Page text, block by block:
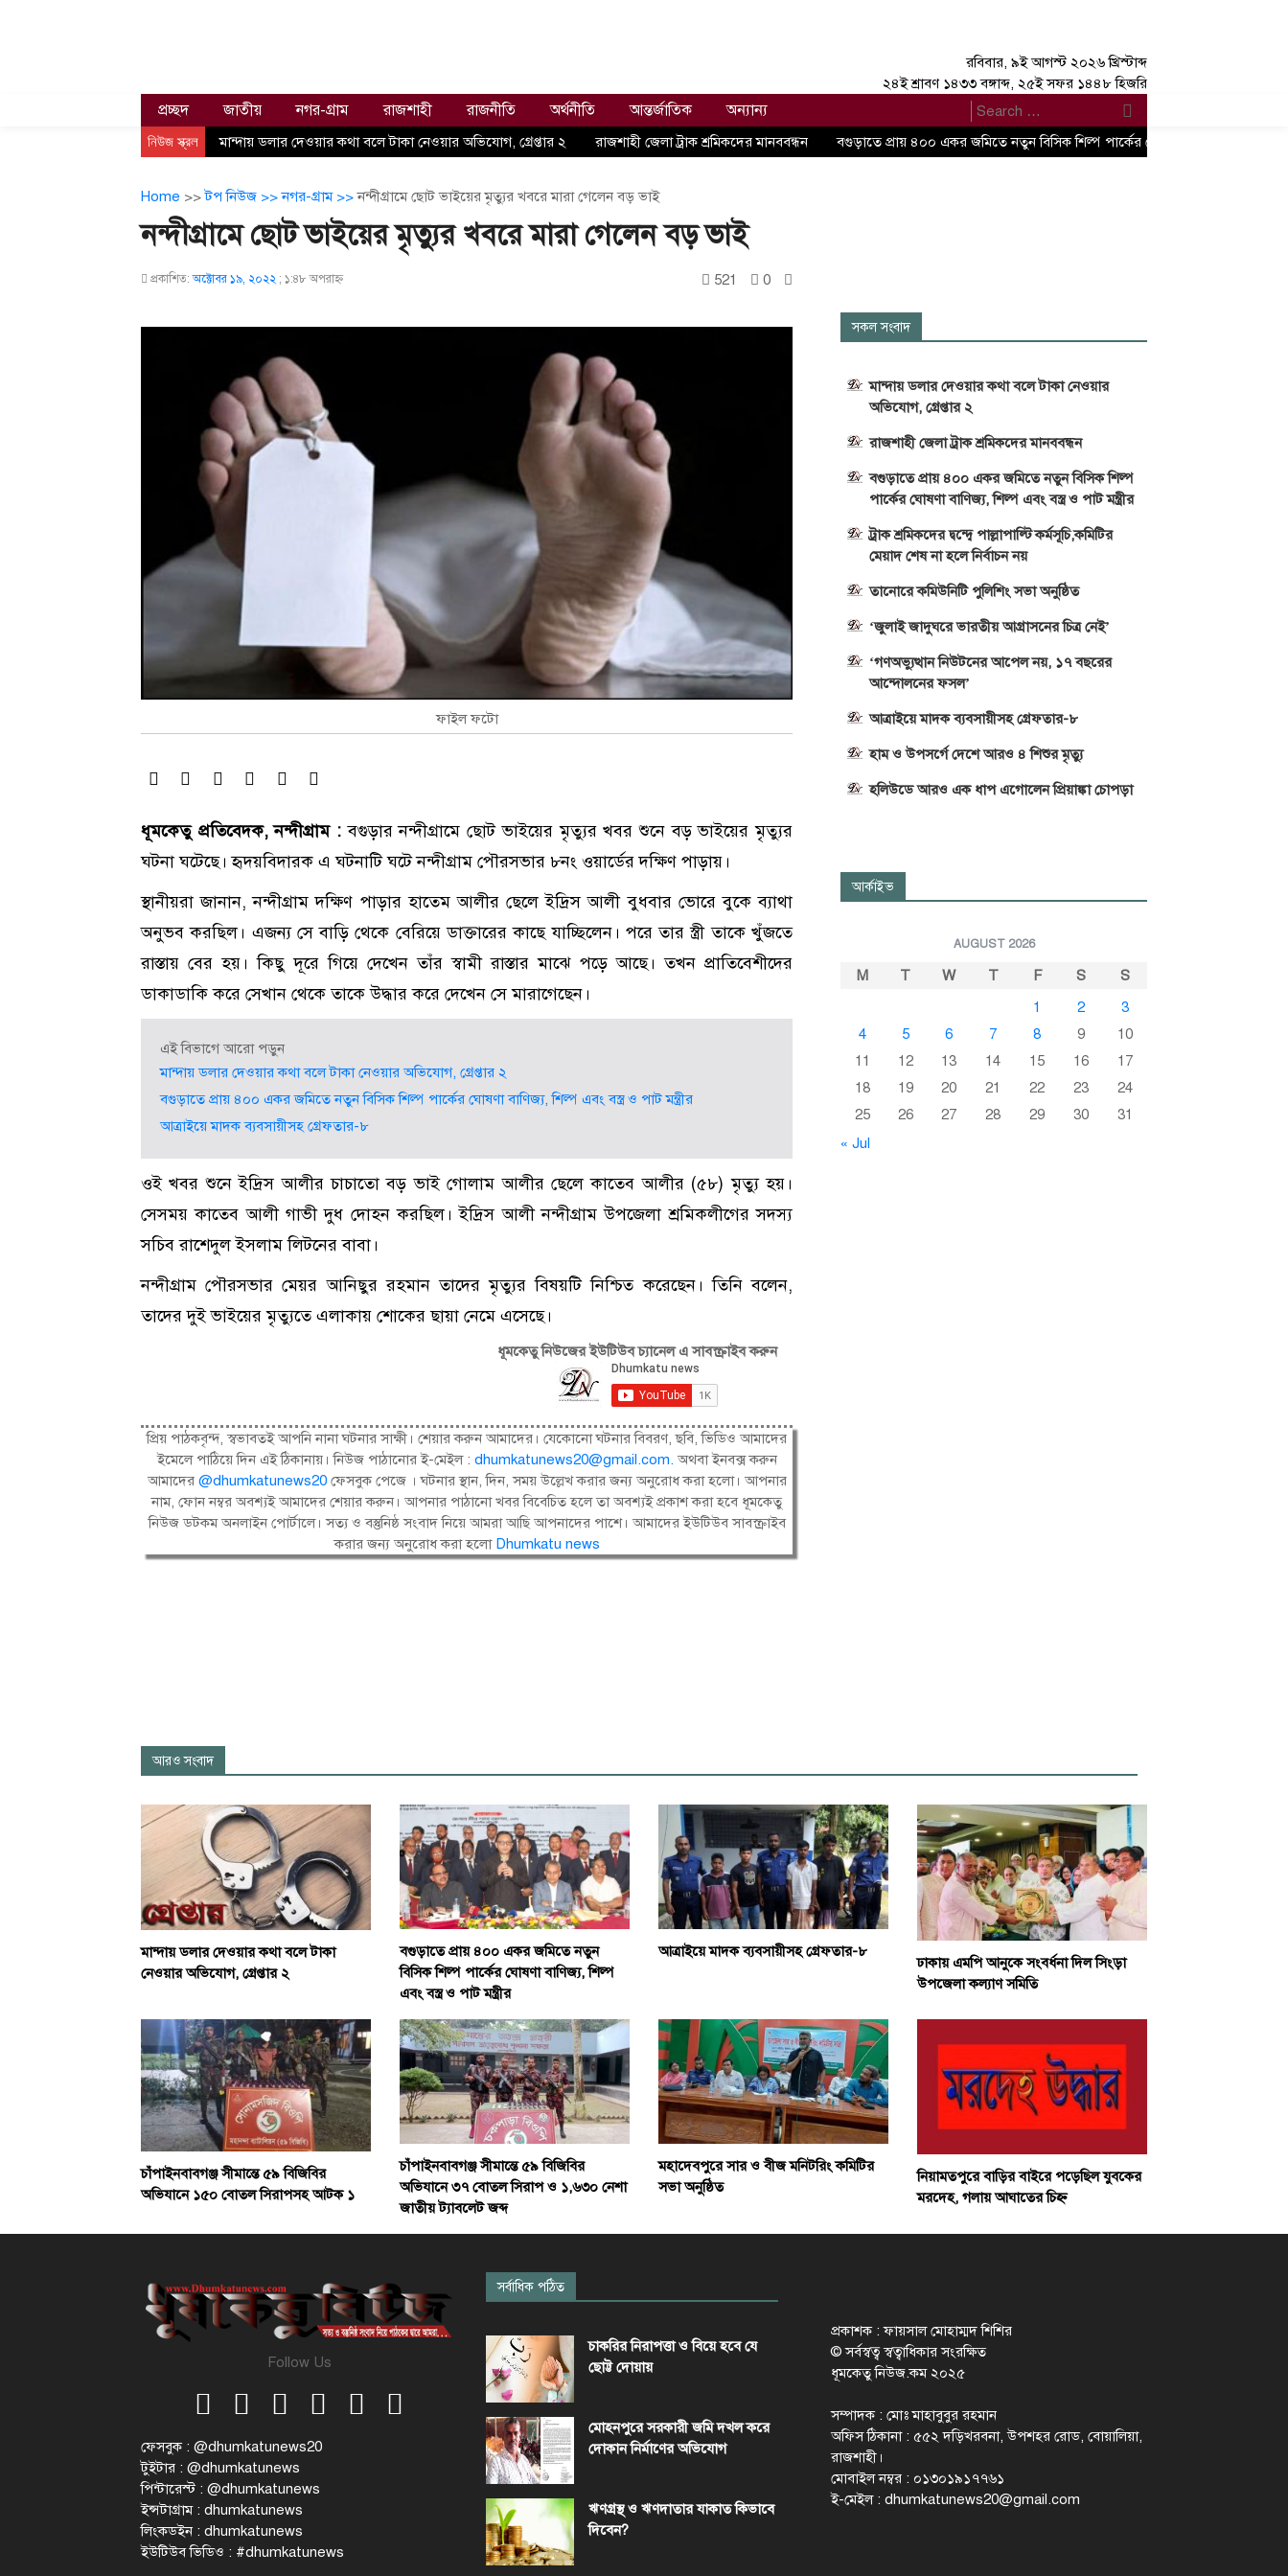
রবিবার, ৯ই আগস্ট ২০২৬ খ্রিস্টাব্দ
২৪ই শ্রাবণ ১৪৩৩ বঙ্গাব্দ, ২৫ই সফর ১৪৪৮ হিজরি
প্রচ্ছদ জাতীয় নগর-গ্রাম রাজশাহী রাজনীতি অর্থনীতি আন্তর্জাতিক অন্যান্য
নিউজ স্ক্রল মান্দায় ডলার দেওয়ার কথা বলে টাকা নেওয়ার অভিযোগ, গ্রেপ্তার ২ রাজশাহী জেলা ট্রাক শ্রমিকদের মানববন্ধন বগুড়াতে প্রায় ৪০০ একর জমিতে নতুন বিসিক শিল্প পার্কের ঘোষণা বাণিজ্য, শিল্প এবং
Home >>টপ নিউজ >>নগর-গ্রাম >>নন্দীগ্রামে ছোট ভাইয়ের মৃত্যুর খবরে মারা গেলেন বড় ভাই
নন্দীগ্রামে ছোট ভাইয়ের মৃত্যুর খবরে মারা গেলেন বড় ভাই
প্রকাশিত:অক্টোবর ১৯, ২০২২ ; ১:৪৮ অপরাহ্ণ 521 0
ফাইল ফটো
ধূমকেতু প্রতিবেদক, নন্দীগ্রাম :বগুড়ার নন্দীগ্রামে ছোট ভাইয়ের মৃত্যুর খবর শুনে বড় ভাইয়ের মৃত্যুর
ঘটনা ঘটেছে। হৃদয়বিদারক এ ঘটনাটি ঘটে নন্দীগ্রাম পৌরসভার ৮নং ওয়ার্ডের দক্ষিণ পাড়ায়।
স্থানীয়রা জানান, নন্দীগ্রাম দক্ষিণ পাড়ার হাতেম আলীর ছেলে ইদ্রিস আলী বুধবার ভোরে বুকে ব্যাথা
অনুভব করছিল। এজন্য সে বাড়ি থেকে বেরিয়ে ডাক্তারের কাছে যাচ্ছিলেন। পরে তার স্ত্রী তাকে খুঁজতে
রাস্তায় বের হয়। কিছু দূরে গিয়ে দেখেন তাঁর স্বামী রাস্তার মাঝে পড়ে আছে। তখন প্রাতিবেশীদের
ডাকাডাকি করে সেখান থেকে তাকে উদ্ধার করে দেখেন সে মারাগেছেন।
এই বিভাগে আরো পড়ুন
মান্দায় ডলার দেওয়ার কথা বলে টাকা নেওয়ার অভিযোগ, গ্রেপ্তার ২
বগুড়াতে প্রায় ৪০০ একর জমিতে নতুন বিসিক শিল্প পার্কের ঘোষণা বাণিজ্য, শিল্প এবং বস্ত্র ও পাট মন্ত্রীর
আত্রাইয়ে মাদক ব্যবসায়ীসহ গ্রেফতার-৮
ওই খবর শুনে ইদ্রিস আলীর চাচাতো বড় ভাই গোলাম আলীর ছেলে কাতেব আলীর (৫৮) মৃত্যু হয়।
সেসময় কাতেব আলী গাভী দুধ দোহন করছিল। ইদ্রিস আলী নন্দীগ্রাম উপজেলা শ্রমিকলীগের সদস্য
সচিব রাশেদুল ইসলাম লিটনের বাবা।
নন্দীগ্রাম পৌরসভার মেয়র আনিছুর রহমান তাদের মৃত্যুর বিষয়টি নিশ্চিত করেছেন। তিনি বলেন,
তাদের দুই ভাইয়ের মৃত্যুতে এলাকায় শোকের ছায়া নেমে এসেছে।
ধূমকেতু নিউজের ইউটিউব চ্যানেল এ সাবস্ক্রাইব করুন
প্রিয় পাঠকবৃন্দ, স্বভাবতই আপনি নানা ঘটনার সাক্ষী। শেয়ার করুন আমাদের। যেকোনো ঘটনার বিবরণ, ছবি, ভিডিও আমাদের
ইমেলে পাঠিয়ে দিন এই ঠিকানায়। নিউজ পাঠানোর ই-মেইল : dhumkatunews20@gmail.com. অথবা ইনবক্স করুন
আমাদের@dhumkatunews20 ফেসবুক পেজে । ঘটনার স্থান, দিন, সময় উল্লেখ করার জন্য অনুরোধ করা হলো। আপনার
নাম, ফোন নম্বর অবশ্যই আমাদের শেয়ার করুন। আপনার পাঠানো খবর বিবেচিত হলে তা অবশ্যই প্রকাশ করা হবে ধূমকেতু
নিউজ ডটকম অনলাইন পোর্টালে। সত্য ও বস্তুনিষ্ঠ সংবাদ নিয়ে আমরা আছি আপনাদের পাশে। আমাদের ইউটিউব সাবস্ক্রাইব
করার জন্য অনুরোধ করা হলো Dhumkatu news
সকল সংবাদ
মান্দায় ডলার দেওয়ার কথা বলে টাকা নেওয়ার
অভিযোগ, গ্রেপ্তার ২
রাজশাহী জেলা ট্রাক শ্রমিকদের মানববন্ধন
বগুড়াতে প্রায় ৪০০ একর জমিতে নতুন বিসিক শিল্প
পার্কের ঘোষণা বাণিজ্য, শিল্প এবং বস্ত্র ও পাট মন্ত্রীর
ট্রাক শ্রমিকদের দ্বন্দ্বে পাল্লাপাল্টি কর্মসূচি,কমিটির
মেয়াদ শেষ না হলে নির্বাচন নয়
তানোরে কমিউনিটি পুলিশিং সভা অনুষ্ঠিত
‘জুলাই জাদুঘরে ভারতীয় আগ্রাসনের চিত্র নেই’
‘গণঅভ্যুত্থান নিউটনের আপেল নয়, ১৭ বছরের
আন্দোলনের ফসল’
আত্রাইয়ে মাদক ব্যবসায়ীসহ গ্রেফতার-৮
হাম ও উপসর্গে দেশে আরও ৪ শিশুর মৃত্যু
হলিউডে আরও এক ধাপ এগোলেন প্রিয়াঙ্কা চোপড়া
আর্কাইভ
AUGUST 2026
M T W T F S
S
1
2
3
4
5 6 7 8 9
10
11
12 13 14 15 16
17
18
19 20 21 22 23
24
25
26 27 28 29 30
31
« Jul
আরও সংবাদ
মান্দায় ডলার দেওয়ার কথা বলে টাকা
নেওয়ার অভিযোগ, গ্রেপ্তার ২
বগুড়াতে প্রায় ৪০০ একর জমিতে নতুন
বিসিক শিল্প পার্কের ঘোষণা বাণিজ্য, শিল্প
এবং বস্ত্র ও পাট মন্ত্রীর
আত্রাইয়ে মাদক ব্যবসায়ীসহ গ্রেফতার-৮
ঢাকায় এমপি আনুকে সংবর্ধনা দিল সিংড়া
উপজেলা কল্যাণ সমিতি
চাঁপাইনবাবগঞ্জ সীমান্তে ৫৯ বিজিবির
অভিযানে ১৫০ বোতল সিরাপসহ আটক ১
চাঁপাইনবাবগঞ্জ সীমান্তে ৫৯ বিজিবির
অভিযানে ৩৭ বোতল সিরাপ ও ১,৬৩০ নেশা
জাতীয় ট্যাবলেট জব্দ
মহাদেবপুরে সার ও বীজ মনিটরিং কমিটির
সভা অনুষ্ঠিত
নিয়ামতপুরে বাড়ির বাইরে পড়েছিল যুবকের
মরদেহ, গলায় আঘাতের চিহ্ন
Follow Us
ফেসবুক : @dhumkatunews20
টুইটার : @dhumkatunews
পিন্টারেস্ট : @dhumkatunews
ইন্সটাগ্রাম : dhumkatunews
লিংকডইন : dhumkatunews
ইউটিউব ভিডিও : #dhumkatunews
সর্বাধিক পঠিত
চাকরির নিরাপত্তা ও বিয়ে হবে যে
ছোট্ট দোয়ায়
মোহনপুরে সরকারী জমি দখল করে
দোকান নির্মাণের অভিযোগ
ঋণগ্রস্থ ও ঋণদাতার যাকাত কিভাবে
দিবেন?
প্রকাশক : ফায়সাল মোহাম্মদ শিশির
© সর্বস্বত্ব স্বত্বাধিকার সংরক্ষিত
ধূমকেতু নিউজ.কম ২০২৫
সম্পাদক : মোঃ মাহাবুবুর রহমান
অফিস ঠিকানা : ৫৫২ দড়িখরবনা, উপশহর রোড, বোয়ালিয়া,
রাজশাহী।
মোবাইল নম্বর : ০১৩০১৯১৭৭৬১
ই-মেইল : dhumkatunews20@gmail.com